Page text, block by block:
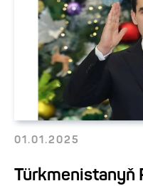
01.01.2025
Türkmenistanyň